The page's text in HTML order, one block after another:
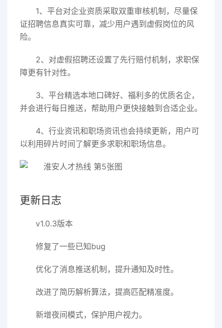
1、平台对企业资质采取双重审核机制，尽量保
证招聘信息真实可靠，减少用户遇到虚假岗位的风
险。
2、对虚假招聘还设置了先行赔付机制，求职保
障更有针对性。
3、平台精选本地口碑好、福利多的优质名企，
并会进行每日推送，帮助用户更快接触到合适企业。
4、行业资讯和职场资讯也会持续更新，用户可
以利用碎片时间了解更多求职和职场信息。
更新日志
v1.0.3版本
修复了一些已知bug
优化了消息推送机制，提升通知及时性。
改进了简历解析算法，提高匹配精准度。
新增夜间模式，保护用户视力。